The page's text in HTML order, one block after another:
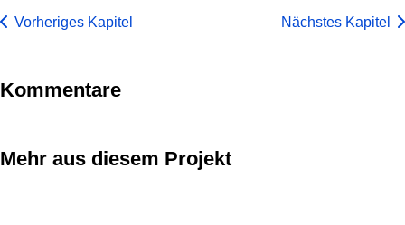
Vorheriges Kapitel Nächstes Kapitel
Kommentare
Mehr aus diesem Projekt